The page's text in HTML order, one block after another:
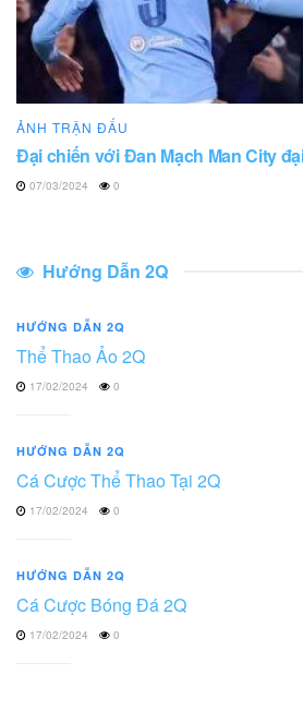
ẢNH TRẬN ĐẤU
Đại chiến với Đan Mạch Man City
07/03/2024 0
Hướng Dẫn 2Q
HƯỚNG DẪN 2Q
Thể Thao Ảo 2Q
17/02/2024 0
HƯỚNG DẪN 2Q
Cá Cược Thể Thao Tại 2Q
17/02/2024 0
HƯỚNG DẪN 2Q
Cá Cược Bóng Đá 2Q
17/02/2024 0